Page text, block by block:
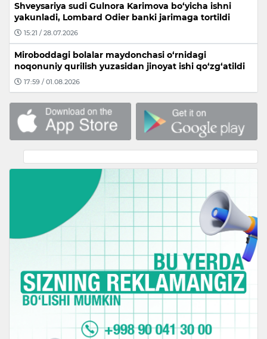
Shveysariya sudi Gulnora Karimova bo‘yicha ishni
yakunladi, Lombard Odier banki jarimaga tortildi
15:21 / 28.07.2026
Miroboddagi bolalar maydonchasi o‘rnidagi
noqonuniy qurilish yuzasidan jinoyat ishi qo‘zg‘atildi
17:59 / 01.08.2026